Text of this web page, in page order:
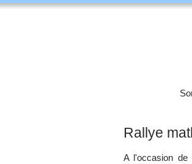
Rallye
A l'occasion de